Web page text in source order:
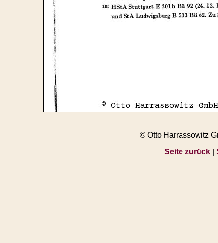
© Otto Harrassowitz
Seite zurück|